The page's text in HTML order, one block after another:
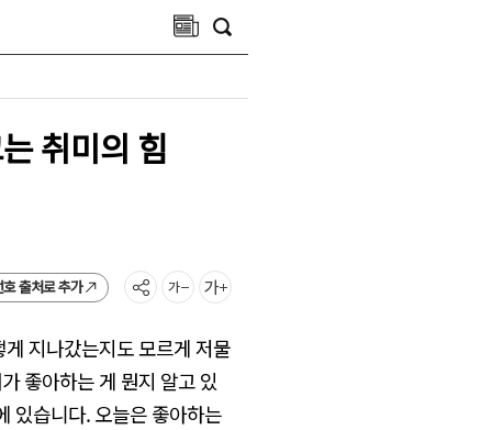
취미의 힘
출처로 추가
지나갔는지도 모르게 저물
좋아하는 게 뭔지 알고 있
있습니다. 오늘은 좋아하는